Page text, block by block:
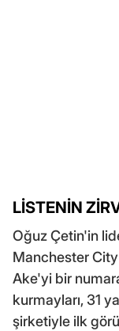
LİSTENİN
Oğuz Çetin'in
Manchester
Ake'yi bir
kurmayları, 31
şirketiyle ilk